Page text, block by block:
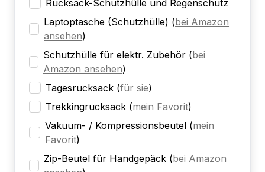
Rucksack-Schutzhülle und Regenschutz
Laptoptasche (Schutzhülle) (bei Amazon
ansehen)
Schutzhülle für elektr. Zubehör (bei
Amazon ansehen)
Tagesrucksack (für sie)
Trekkingrucksack (mein Favorit)
Vakuum- / Kompressionsbeutel (mein
Favorit)
Zip-Beutel für Handgepäck (bei Amazon